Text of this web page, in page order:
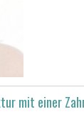
mit einer